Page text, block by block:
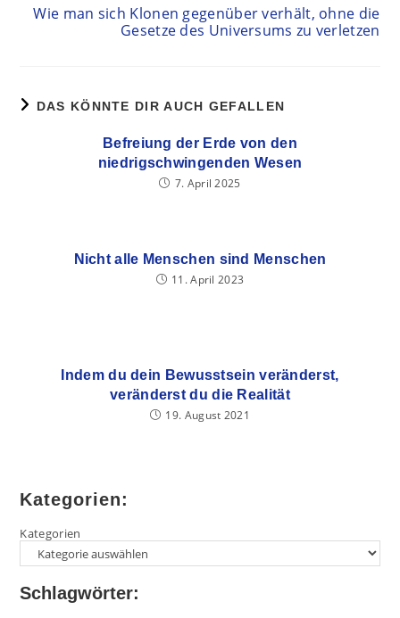
Wie man sich Klonen gegenüber verhält, ohne die
Gesetze des Universums zu verletzen
DAS KÖNNTE DIR AUCH GEFALLEN
Befreiung der Erde von den
niedrigschwingenden Wesen
7. April 2025
Nicht alle Menschen sind Menschen
11. April 2023
Indem du dein Bewusstsein veränderst,
veränderst du die Realität
19. August 2021
Kategorien:
Kategorien
Schlagwörter: